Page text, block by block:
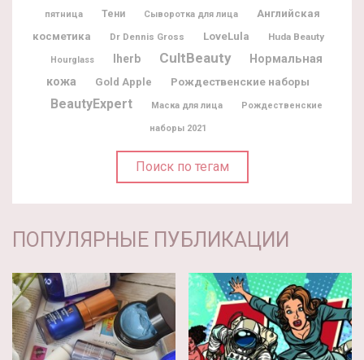
пятница Тени Сыворотка для лица
Английская
косметика
Dr Dennis Gross LoveLula Huda Beauty
Hourglass Iherb CultBeauty
Нормальная
кожа
Gold Apple Рождественские наборы
BeautyExpert Маска для лица Рождественские
наборы 2021
Поиск по тегам
ПОПУЛЯРНЫЕ ПУБЛИКАЦИИ